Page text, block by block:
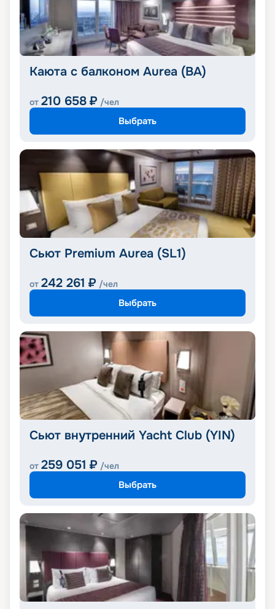
Каюта с балконом Aurea (BA)
от 210 658 ₽ /чел
Выбрать
Сьют Premium Aurea (SL1)
от 242 261 ₽ /чел
Выбрать
Сьют внутренний Yacht Club (YIN)
от 259 051 ₽ /чел
Выбрать